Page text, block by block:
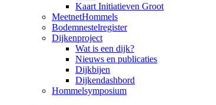
Kaart Initiatieven Groot
MeetnetHommels
Bodemnestelregister
Dijkenproject
Wat is een dijk?
Nieuws en publicaties
Dijkbijen
Dijkendashbord
Hommelsymposium